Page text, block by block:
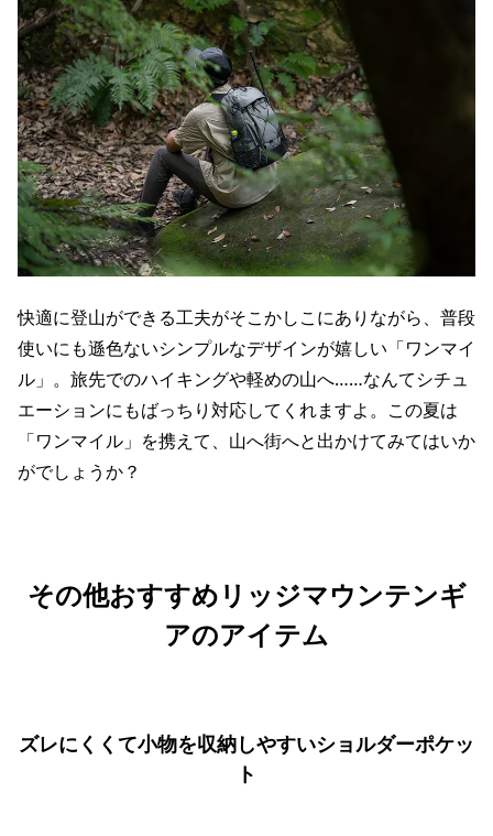
快適に登山ができる工夫がそこかしこにありながら、普段
使いにも遜色ないシンプルなデザインが嬉しい「ワンマイ
ル」。旅先でのハイキングや軽めの山へ……なんてシチュ
エーションにもばっちり対応してくれますよ。この夏は
「ワンマイル」を携えて、山へ街へと出かけてみてはいか
がでしょうか？
その他おすすめリッジマウンテンギ
アのアイテム
ズレにくくて小物を収納しやすいショルダーポケッ
ト